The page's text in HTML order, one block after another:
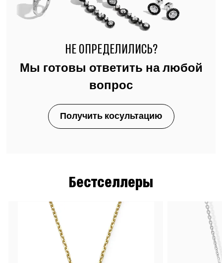
Бестселлеры
НЕ ОПРЕДЕЛИЛИСЬ?
Мы готовы ответить на любой
вопрос
Получить косультацию